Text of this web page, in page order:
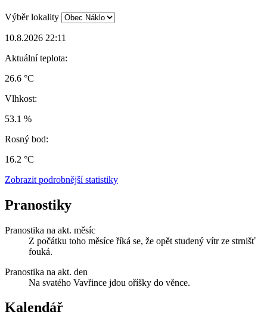
Výběr lokality
10.8.2026 22:11
Aktuální teplota:
26.6 °C
Vlhkost:
53.1 %
Rosný bod:
16.2 °C
Zobrazit podrobnější statistiky
Pranostiky
Pranostika na akt. měsíc
Z počátku toho měsíce říká se, že opět studený vítr ze strnišť
fouká.
Pranostika na akt. den
Na svatého Vavřince jdou oříšky do věnce.
Kalendář